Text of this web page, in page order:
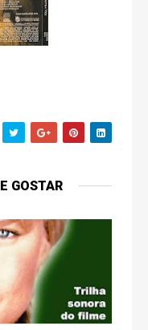
GOSTAR